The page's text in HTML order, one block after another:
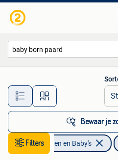
Alle
Bewaar je
FiltersKinderen en Baby's